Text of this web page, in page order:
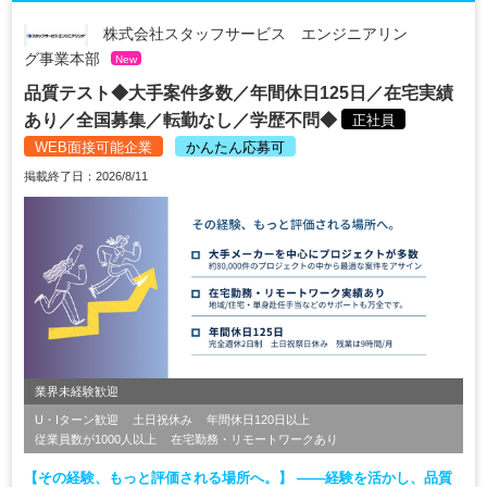
株式会社スタッフサービス エンジニアリン
グ事業本部
New
品質テスト◆大手案件多数／年間休日125日／在宅実績
あり／全国募集／転勤なし／学歴不問◆
正社員
WEB面接可能企業
かんたん応募可
掲載終了日：2026/8/11
業界未経験歓迎
U・Iターン歓迎 土日祝休み
年間休日120日以上
従業員数が1000人以上
在宅勤務・リモートワークあり
【その経験、もっと評価される場所へ。】 ――経験を活かし、品質